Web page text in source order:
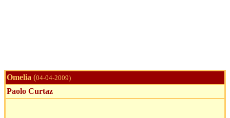
Omelia (04-04-2009)
Paolo Curtaz